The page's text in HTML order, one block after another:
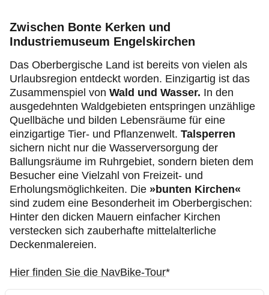
Zwischen Bonte Kerken und
Industriemuseum Engelskirchen
Das Oberbergische Land ist bereits von vielen als
Urlaubsregion entdeckt worden. Einzigartig ist das
Zusammenspiel von Wald und Wasser. In den
ausgedehnten Waldgebieten entspringen unzählige
Quellbäche und bilden Lebensräume für eine
einzigartige Tier- und Pflanzenwelt. Talsperren
sichern nicht nur die Wasserversorgung der
Ballungsräume im Ruhrgebiet, sondern bieten dem
Besucher eine Vielzahl von Freizeit- und
Erholungsmöglichkeiten. Die »bunten Kirchen«
sind zudem eine Besonderheit im Oberbergischen:
Hinter den dicken Mauern einfacher Kirchen
verstecken sich zauberhafte mittelalterliche
Deckenmalereien.
Hier finden Sie die NavBike-Tour*